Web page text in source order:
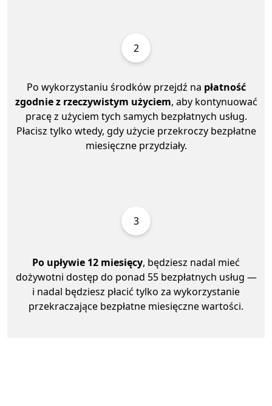
2
Po wykorzystaniu środków przejdź na płatność
zgodnie z rzeczywistym użyciem, aby kontynuować
pracę z użyciem tych samych bezpłatnych usług.
Płacisz tylko wtedy, gdy użycie przekroczy bezpłatne
miesięczne przydziały.
3
Po upływie 12 miesięcy, będziesz nadal mieć
dożywotni dostęp do ponad 55 bezpłatnych usług —
i nadal będziesz płacić tylko za wykorzystanie
przekraczające bezpłatne miesięczne wartości.